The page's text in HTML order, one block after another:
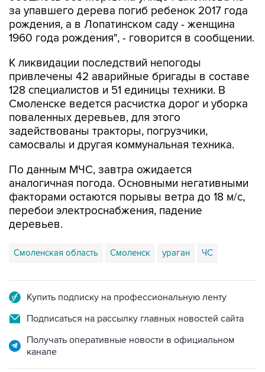
за упавшего дерева погиб ребенок 2017 года
рождения, а в Лопатинском саду - женщина
1960 года рождения", - говорится в сообщении.
К ликвидации последствий непогоды
привлечены 42 аварийные бригады в составе
128 специалистов и 51 единицы техники. В
Смоленске ведется расчистка дорог и уборка
поваленных деревьев, для этого
задействованы тракторы, погрузчики,
самосвалы и другая коммунальная техника.
По данным МЧС, завтра ожидается
аналогичная погода. Основными негативными
факторами остаются порывы ветра до 18 м/с,
перебои электроснабжения, падение
деревьев.
Смоленская область Смоленск ураган ЧС
Купить подписку на профессиональную ленту
Подписаться на рассылку главных новостей сайта
Получать оперативные новости в официальном
канале